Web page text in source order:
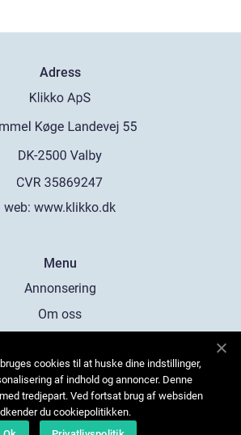
Adress
web: www.klikko.dk
Menu
Annonsering
Om oss
Kontakta oss
Sitemap
cookies til at huske dine indstillinger,
af indhold og annoncer. Denne
tredjepart. Ved fortsat brug af websiden
du cookiepolitikken.